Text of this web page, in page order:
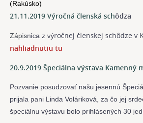
(Rakúsko)
21.11.2019 Výročná členská schôdza
Zápisnica z výročnej členskej schôdze v
nahliadnutiu tu
20.9.2019 Špeciálna výstava Kamenný
Pozvanie posudzovať našu jesennú
prijala pani Linda Voláriková, za čo jej
špeciálnu výstavu bolo prihlásených 30